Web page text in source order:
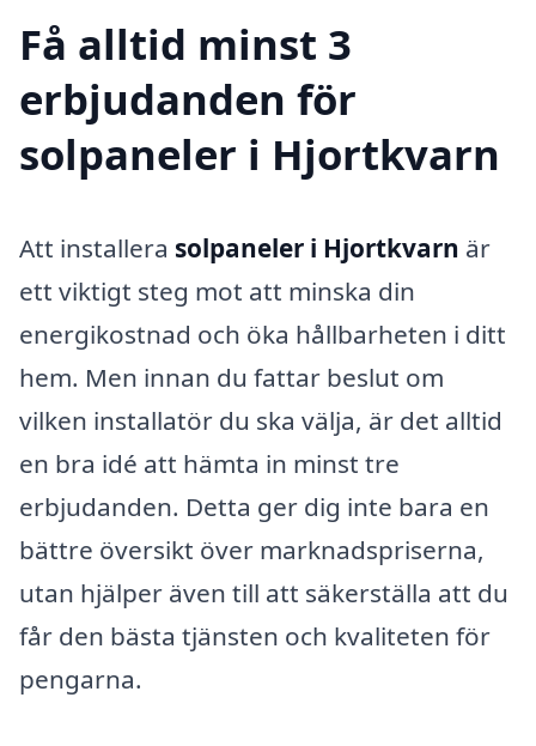
Få alltid minst 3
erbjudanden för
solpaneler i Hjortkvarn
Att installera solpaneler i Hjortkvarn är
ett viktigt steg mot att minska din
energikostnad och öka hållbarheten i ditt
hem. Men innan du fattar beslut om
vilken installatör du ska välja, är det alltid
en bra idé att hämta in minst tre
erbjudanden. Detta ger dig inte bara en
bättre översikt över marknadspriserna,
utan hjälper även till att säkerställa att du
får den bästa tjänsten och kvaliteten för
pengarna.